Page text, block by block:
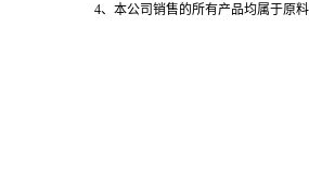
4、本公司销售的所有产品均属于原